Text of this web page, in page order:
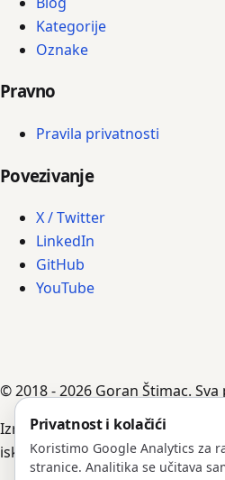
Kategorije
Oznake
Pravno
Pravila privatnosti
Povezivanje
X / Twitter
LinkedIn
GitHub
YouTube
© 2018 - 2026 Goran Štimac.
Izradili su ga AI agenti, vođeni
iskustvom i bilješkama.
Privatnost i kolačići
Koristimo Google Analytics za
stranice. Analitika se učitava